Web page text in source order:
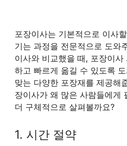
포장이사는 기본적으로 이사
기는 과정을 전문적으로 도와
이사와 비교했을 때, 포장이사
하고 빠르게 옮길 수 있도록
맞는 다양한 포장재를 제공해
장이사가 왜 많은 사람들에게
더 구체적으로 살펴볼까요?
1. 시간 절약